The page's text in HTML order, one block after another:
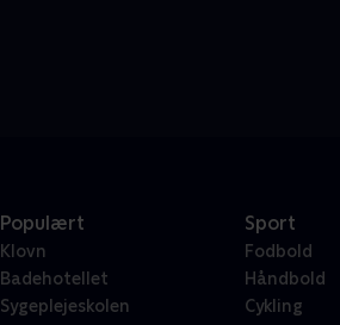
Populært
Klovn
Badehotellet
Sygeplejeskolen
Sport
Fodbold
Håndbold
Cykling